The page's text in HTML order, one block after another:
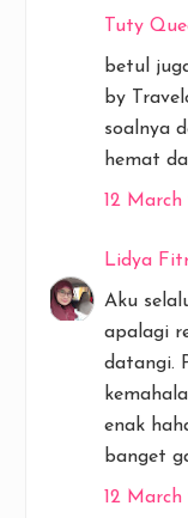
Tuty
betul
by
soalnya
hemat
12
Lidya
Aku
apalagi
datangi.
enak
banget
12 March